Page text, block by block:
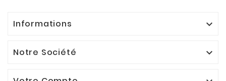
Informations 
Notre Société 